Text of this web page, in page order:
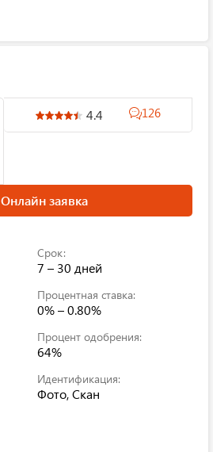
4.4 126
Онлайн заявка
Срок:
7 – 30 дней
Процентная ставка:
0% – 0.80%
Процент одобрения:
64%
Идентификация:
Фото, Скан